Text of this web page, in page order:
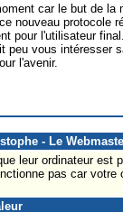
car le but de la
nouveau protocole
pour l'utilisateur
peu vous intéresser
l'avenir.
- Le
leur ordinateur est
pas car